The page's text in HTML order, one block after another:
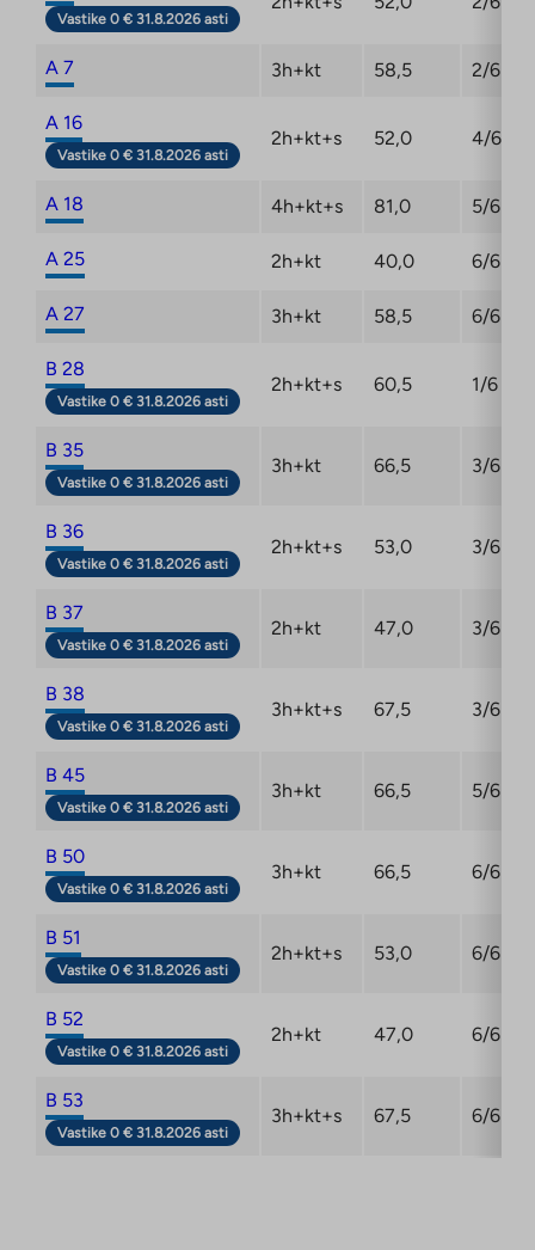
Vastike 0 € 31.8.2026 asti
A 7 3h+kt 58,5 2/6
A 16
Vastike 0 € 31.8.2026 asti
2h+kt+s 52,0 4/6
A 18 4h+kt+s 81,0 5/6
A 25 2h+kt 40,0 6/6
A 27 3h+kt 58,5 6/6
B 28
Vastike 0 € 31.8.2026 asti
2h+kt+s 60,5 1/6
B 35
Vastike 0 € 31.8.2026 asti
3h+kt 66,5 3/6
B 36
Vastike 0 € 31.8.2026 asti
2h+kt+s 53,0 3/6
B 37
Vastike 0 € 31.8.2026 asti
2h+kt 47,0 3/6
B 38
Vastike 0 € 31.8.2026 asti
3h+kt+s 67,5 3/6
B 45
Vastike 0 € 31.8.2026 asti
3h+kt 66,5 5/6
B 50
Vastike 0 € 31.8.2026 asti
3h+kt 66,5 6/6
B 51
Vastike 0 € 31.8.2026 asti
2h+kt+s 53,0 6/6
B 52
Vastike 0 € 31.8.2026 asti
2h+kt 47,0 6/6
B 53
Vastike 0 € 31.8.2026 asti
3h+kt+s 67,5 6/6